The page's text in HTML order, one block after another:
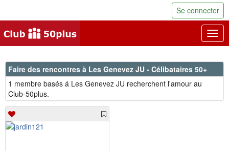
Se connecter
Faire des rencontres à Les Genevez JU - Célibataires 50+
1 membre basés á Les Genevez JU recherchent l'amour au
Club-50plus.